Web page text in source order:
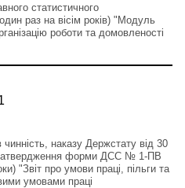
статистичного
раз на вісім років) "Модуль
роботи та домовленості
наказу Держстату від 30
форми ДСС № 1-ПВ
"Звіт про умови праці, пільги та
умовами праці